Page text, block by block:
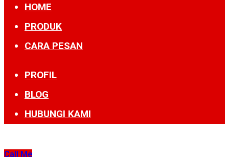
HOME
PRODUK
CARA PESAN
PROFIL
BLOG
HUBUNGI KAMI
Call Me